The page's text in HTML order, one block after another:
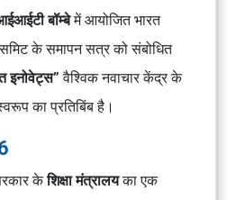
बॉम्बेमें आयोजितभारत
के समापन सत्र को संबोधित
इनोवेट्स” वैश्विक नवाचार केंद्र के
का प्रतिबिंब है।
केशिक्षा मंत्रालयका एक